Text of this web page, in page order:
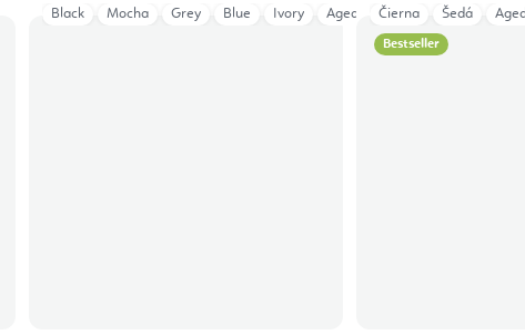
Black Mocha Grey Blue Ivory Aged Rose Eucalyptus
Bestseller
Čierna Šedá